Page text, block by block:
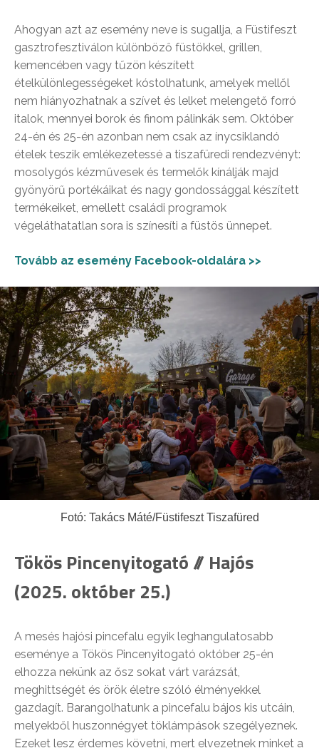
Ahogyan azt az esemény neve is sugallja, a Füstifeszt
gasztrofesztiválon különböző füstökkel, grillen,
kemencében vagy tűzön készített
ételkülönlegességeket kóstolhatunk, amelyek mellől
nem hiányozhatnak a szívet és lelket melengető forró
italok, mennyei borok és finom pálinkák sem. Október
24-én és 25-én azonban nem csak az ínycsiklandó
ételek teszik emlékezetessé a tiszafüredi rendezvényt:
mosolygós kézművesek és termelők kínálják majd
gyönyörű portékáikat és nagy gondossággal készített
termékeiket, emellett családi programok
végeláthatatlan sora is színesíti a füstös ünnepet.
Tovább az esemény Facebook-oldalára >>
Fotó: Takács Máté/Füstifeszt Tiszafüred
Tökös Pincenyitogató // Hajós
(2025. október 25.)
A mesés hajósi pincefalu egyik leghangulatosabb
eseménye a Tökös Pincenyitogató október 25-én
elhozza nekünk az ősz sokat várt varázsát,
meghittségét és örök életre szóló élményekkel
gazdagít. Barangolhatunk a pincefalu bájos kis utcáin,
melyekből huszonnégyet töklámpások szegélyeznek.
Ezeket lesz érdemes követni, mert elvezetnek minket a